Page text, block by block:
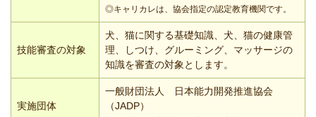
◎キャリカレは、協会指定の認定教育機関です。
技能審査の対象
犬、猫に関する基礎知識、犬、猫の健康管
理、しつけ、グルーミング、マッサージの
知識を審査の対象とします。
実施団体
一般財団法人 日本能力開発推進協会
（JADP）